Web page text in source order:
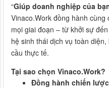
“Giúp doanh nghiệp của
Vinaco.Work đồng hành
mọi giai đoạn – từ khởi sự
hệ sinh thái dịch vụ toàn
cầu thực tế.
Tại sao chọn Vinaco.Work?
Đồng hành chiến lược